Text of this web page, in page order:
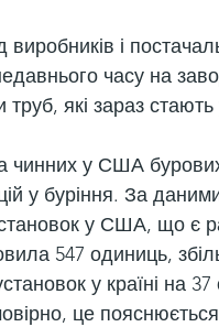
і
часу на
труб, які зараз
чинних у США
у буріння. За
у США, що є
547 одиниць,
у країні на
це